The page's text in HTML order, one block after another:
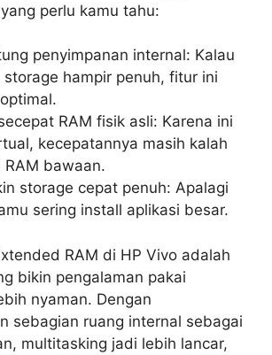
perlu kamu tahu:
penyimpanan internal: Kalau
storage hampir penuh, fitur ini
RAM fisik asli: Karena ini
kecepatannya masih kalah
RAM bawaan.
storage cepat penuh: Apalagi
sering install aplikasi besar.
RAM di HP Vivo adalah
bikin pengalaman pakai
nyaman. Dengan
sebagian ruang internal sebagai
multitasking jadi lebih lancar,